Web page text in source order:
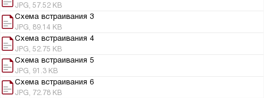
JPG, 57.52 KB
Схема встраивания 3
JPG, 89.14 KB
Схема встраивания 4
JPG, 52.75 KB
Схема встраивания 5
JPG, 91.3 KB
Схема встраивания 6
JPG, 72.78 KB